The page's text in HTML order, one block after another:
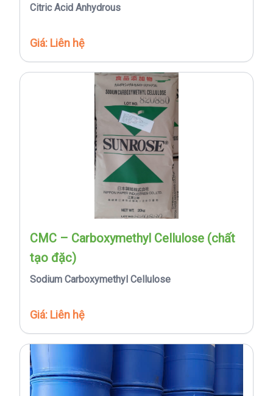
Citric Acid Anhydrous
Giá: Liên hệ
CMC – Carboxymethyl Cellulose (chất
tạo đặc)
Sodium Carboxymethyl Cellulose
Giá: Liên hệ